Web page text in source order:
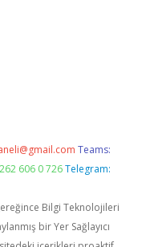
Teams:
606 0 726 Telegram:
Bilgi Teknolojileri
bir Yer Sağlayıcı